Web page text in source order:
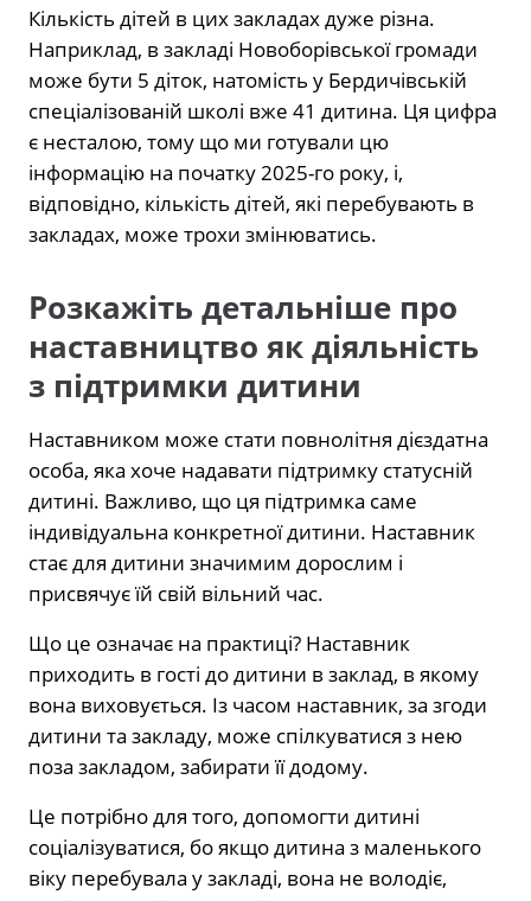
Кількість дітей в цих закладах дуже різна.
Наприклад, в закладі Новоборівської громади
може бути 5 діток, натомість у Бердичівській
спеціалізованій школі вже 41 дитина. Ця цифра
є несталою, тому що ми готували цю
інформацію на початку 2025-го року, і,
відповідно, кількість дітей, які перебувають в
закладах, може трохи змінюватись.
Розкажіть детальніше про
наставництво як діяльність
з підтримки дитини
Наставником може стати повнолітня дієздатна
особа, яка хоче надавати підтримку статусній
дитині. Важливо, що ця підтримка саме
індивідуальна конкретної дитини. Наставник
стає для дитини значимим дорослим і
присвячує їй свій вільний час.
Що це означає на практиці? Наставник
приходить в гості до дитини в заклад, в якому
вона виховується. Із часом наставник, за згоди
дитини та закладу, може спілкуватися з нею
поза закладом, забирати її додому.
Це потрібно для того, допомогти дитині
соціалізуватися, бо якщо дитина з маленького
віку перебувала у закладі, вона не володіє,